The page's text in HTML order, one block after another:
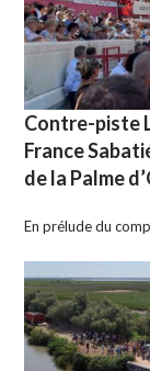
Contre-piste
France
de la Palme
En prélude du